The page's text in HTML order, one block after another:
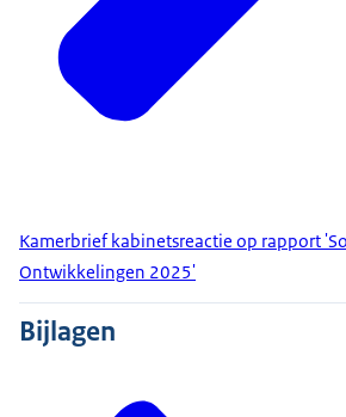
Kamerbrief kabinetsreactie op rapport
Ontwikkelingen 2025'
Bijlagen